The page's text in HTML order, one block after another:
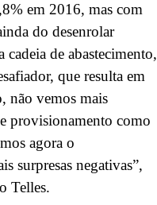
em 2016, mas com
do desenrolar
de abastecimento,
que resulta em
não vemos mais
provisionamento como
agora o
surpresas negativas”,
Telles.